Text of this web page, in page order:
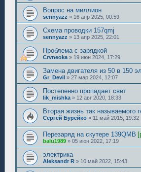
Вопрос на миллион
sennyazz » 16 апр 2025, 00:59
Схема проводки 157qmj
sennyazz » 13 апр 2025, 22:01
Проблема с зарядкой
Crvneoka » 19 июн 2024, 17:29
Замена двигателя из 50 в 150
Gr_Devil » 27 мар 2024, 12:07
Постепенно пропадает свет
lik_mishka » 12 авг 2020, 18:33
Вторая жизнь так называемого
Сергей Бурейко » 11 май 2015, 19:32
Перезаряд на скутере 139QMB
balu1989 » 05 июн 2022, 17:19
электрика
Aleksandr R » 10 май 2022, 15:43